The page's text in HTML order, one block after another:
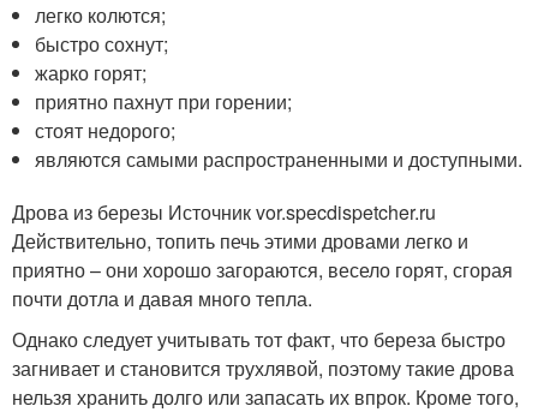
легко колются;
быстро сохнут;
жарко горят;
приятно пахнут при горении;
стоят недорого;
являются самыми распространенными и доступными.
Дрова из березы Источник vor.specdispetcher.ru
Действительно, топить печь этими дровами легко и
приятно – они хорошо загораются, весело горят, сгорая
почти дотла и давая много тепла.
Однако следует учитывать тот факт, что береза быстро
загнивает и становится трухлявой, поэтому такие дрова
нельзя хранить долго или запасать их впрок. Кроме того,